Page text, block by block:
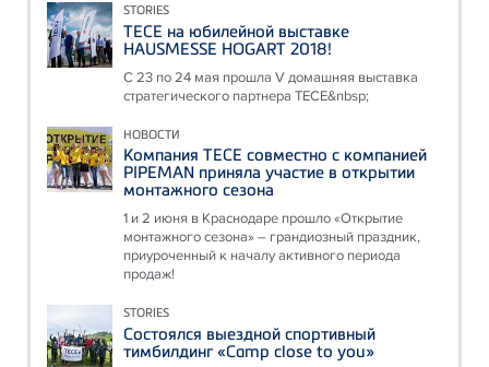
STORIES
ТЕСЕ на юбилейной выставке
HAUSMESSE HOGART 2018!
С 23 по 24 мая прошла V домашняя выставка
стратегического партнера ТЕСЕ&nbsp;
НОВОСТИ
Компания ТЕСЕ совместно с компанией
PIPEMAN приняла участие в открытии
монтажного сезона
1 и 2 июня в Краснодаре прошло «Открытие
монтажного сезона» – грандиозный праздник,
приуроченный к началу активного периода
продаж!
STORIES
Состоялся выездной спортивный
тимбилдинг «Camp close to you»